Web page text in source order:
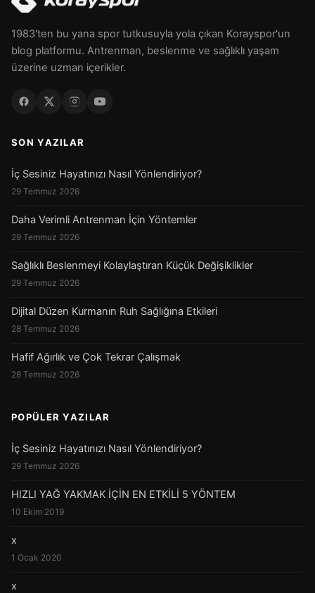
1983'ten bu yana spor tutkusuyla yola çıkan Korayspor'un
blog platformu. Antrenman, beslenme ve sağlıklı yaşam
üzerine uzman içerikler.
SON YAZILAR
İç Sesiniz Hayatınızı Nasıl Yönlendiriyor?
29 Temmuz 2026
Daha Verimli Antrenman İçin Yöntemler
29 Temmuz 2026
Sağlıklı Beslenmeyi Kolaylaştıran Küçük Değişiklikler
29 Temmuz 2026
Dijital Düzen Kurmanın Ruh Sağlığına Etkileri
28 Temmuz 2026
Hafif Ağırlık ve Çok Tekrar Çalışmak
28 Temmuz 2026
POPÜLER YAZILAR
İç Sesiniz Hayatınızı Nasıl Yönlendiriyor?
29 Temmuz 2026
HIZLI YAĞ YAKMAK İÇİN EN ETKİLİ 5 YÖNTEM
10 Ekim 2019
x
1 Ocak 2020
x